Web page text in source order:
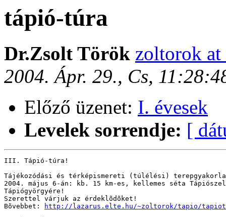
tápió-túra
Dr.Zsolt Török zoltorok at
2004. Ápr. 29., Cs,
Előző üzenet: I. évesek
Levelek sorrendje: [
III. Tápió-túra!
Tájékozódási és térképismereti (túlélési)
2004. május 6-án: kb. 15 km-es, kellemes séta
Tápiógyörgyére!
Szerettel várjuk az érdeklõdõket!
Bõvebbet:
http://lazarus.elte.hu/~zoltorok/tapio/